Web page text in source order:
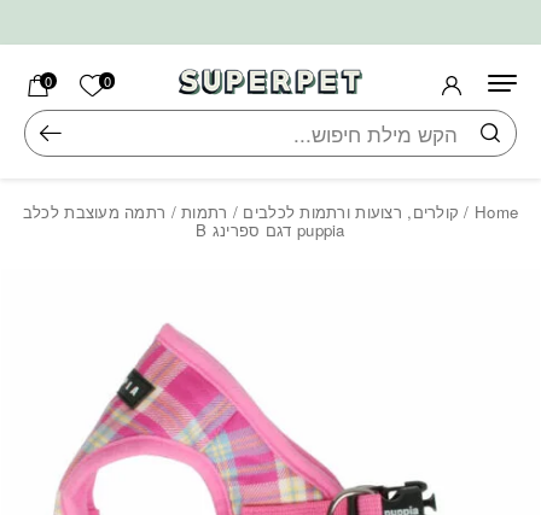
0 הרשימה
0
חיפוש
Home
/ קולרים, רצועות ורתמות לכלבים / רתמות/ רתמה מעוצבת לכלב
puppia דגם ספרינג B